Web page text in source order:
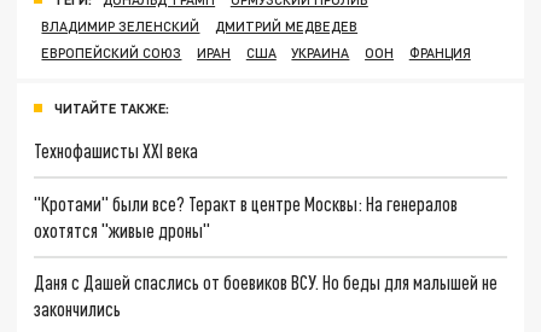
ВЛАДИМИР ЗЕЛЕНСКИЙ
ДМИТРИЙ МЕДВЕДЕВ
ЕВРОПЕЙСКИЙ СОЮЗ
ИРАН США УКРАИНА ООН ФРАНЦИЯ
ЧИТАЙТЕ ТАКЖЕ:
Технофашисты XXI века
"Кротами" были все? Теракт в центре Москвы: На генералов
охотятся "живые дроны"
Даня с Дашей спаслись от боевиков ВСУ. Но беды для малышей не
закончились